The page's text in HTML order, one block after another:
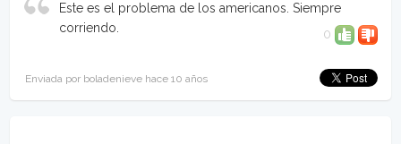
Este es el problema de los americanos. Siempre
corriendo.
0
Enviada por boladenieve hace 10 años